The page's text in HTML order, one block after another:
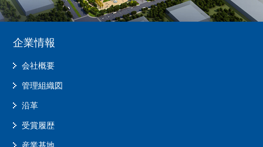
企業情報
会社概要
管理組織図
沿革
受賞履歴